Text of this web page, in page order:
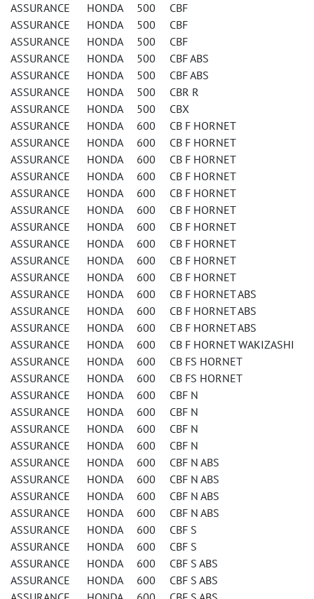
ASSURANCE HONDA 500 CBF
ASSURANCE HONDA 500 CBF
ASSURANCE HONDA 500 CBF
ASSURANCE HONDA 500 CBF ABS
ASSURANCE HONDA 500 CBF ABS
ASSURANCE HONDA 500 CBR R
ASSURANCE HONDA 500 CBX
ASSURANCE HONDA 600 CB F HORNET
ASSURANCE HONDA 600 CB F HORNET
ASSURANCE HONDA 600 CB F HORNET
ASSURANCE HONDA 600 CB F HORNET
ASSURANCE HONDA 600 CB F HORNET
ASSURANCE HONDA 600 CB F HORNET
ASSURANCE HONDA 600 CB F HORNET
ASSURANCE HONDA 600 CB F HORNET
ASSURANCE HONDA 600 CB F HORNET
ASSURANCE HONDA 600 CB F HORNET
ASSURANCE HONDA 600 CB F HORNET ABS
ASSURANCE HONDA 600 CB F HORNET ABS
ASSURANCE HONDA 600 CB F HORNET ABS
ASSURANCE HONDA 600 CB F HORNET WAKIZASHI
ASSURANCE HONDA 600 CB FS HORNET
ASSURANCE HONDA 600 CB FS HORNET
ASSURANCE HONDA 600 CBF N
ASSURANCE HONDA 600 CBF N
ASSURANCE HONDA 600 CBF N
ASSURANCE HONDA 600 CBF N
ASSURANCE HONDA 600 CBF N ABS
ASSURANCE HONDA 600 CBF N ABS
ASSURANCE HONDA 600 CBF N ABS
ASSURANCE HONDA 600 CBF N ABS
ASSURANCE HONDA 600 CBF S
ASSURANCE HONDA 600 CBF S
ASSURANCE HONDA 600 CBF S ABS
ASSURANCE HONDA 600 CBF S ABS